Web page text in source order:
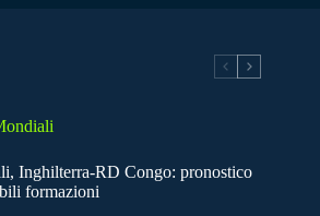
Inghilterra-RD Congo: pronostico
formazioni